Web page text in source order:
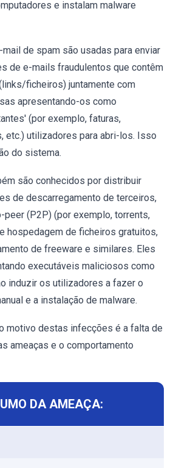
e instalam malware
de spam são usadas para enviar
de e-mails fraudulentos que contêm
ficheiros) juntamente com
apresentando-os como
(por exemplo, faturas,
etc.) utilizadores para abri-los. Isso
do sistema.
são conhecidos por distribuir
de descarregamento de terceiros,
(P2P) (por exemplo, torrents,
hospedagem de ficheiros gratuitos,
de freeware e similares. Eles
executáveis maliciosos como
induzir os utilizadores a fazer o
e a instalação de malware.
motivo destas infecções é a falta de
ameaças e o comportamento
DA AMEAÇA: